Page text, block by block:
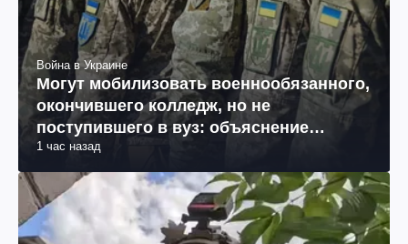
Война в Украине
Могут мобилизовать военнообязанного,
окончившего колледж, но не
поступившего в вуз: объяснение
юриста
1 час назад